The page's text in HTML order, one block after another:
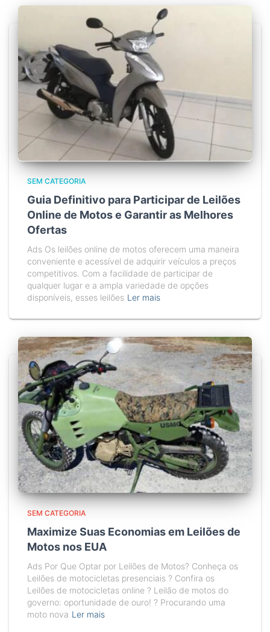
SEM CATEGORIA
Guia Definitivo para Participar de Leilões
Online de Motos e Garantir as Melhores
Ofertas
Ads Os leilões online de motos oferecem uma maneira
conveniente e acessível de adquirir veículos a preços
competitivos. Com a facilidade de participar de
qualquer lugar e a ampla variedade de opções
disponíveis, esses leilões Ler mais
SEM CATEGORIA
Maximize Suas Economias em Leilões de
Motos nos EUA
Ads Por Que Optar por Leilões de Motos? Conheça os
Leilões de motocicletas presenciais ? Confira os
Leilões de motocicletas online ? Leilão de motos do
governo: oportunidade de ouro! ? Procurando uma
moto nova Ler mais